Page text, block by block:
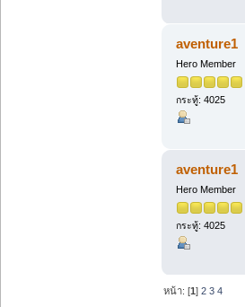
aventure1
Hero Member
กระทู้: 4025
aventure1
Hero Member
กระทู้: 4025
หน้า: [1]2 3 4